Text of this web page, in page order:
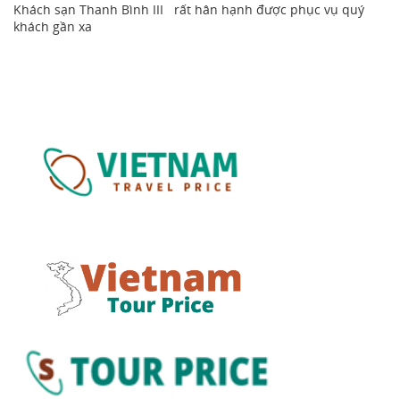
Khách sạn Thanh Bình III rất hân hạnh được phục vụ quý
khách gần xa